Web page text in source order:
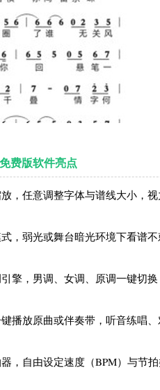
费版软件亮点
，任意调整字体与谱线大小，
，弱光或舞台暗光环境下看谱不
擎，男调、女调、原调一键切换
播放原曲或伴奏带，听音练唱、
，自由设定速度（BPM）与节拍